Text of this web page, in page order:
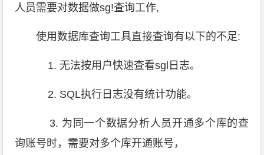
人员需要对数据做sg!查询工作,
使用数据库查询工具直接查询有以下的不足:
1. 无法按用户快速查看sgl日志。
2. SQL执行日志没有统计功能。
3. 为同一个数据分析人员开通多个库的查
询账号时，需要对多个库开通账号，